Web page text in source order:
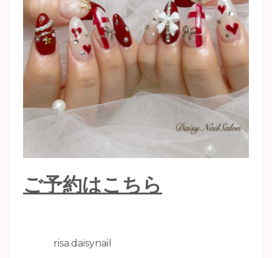
ご予約はこちら
risa.daisynail